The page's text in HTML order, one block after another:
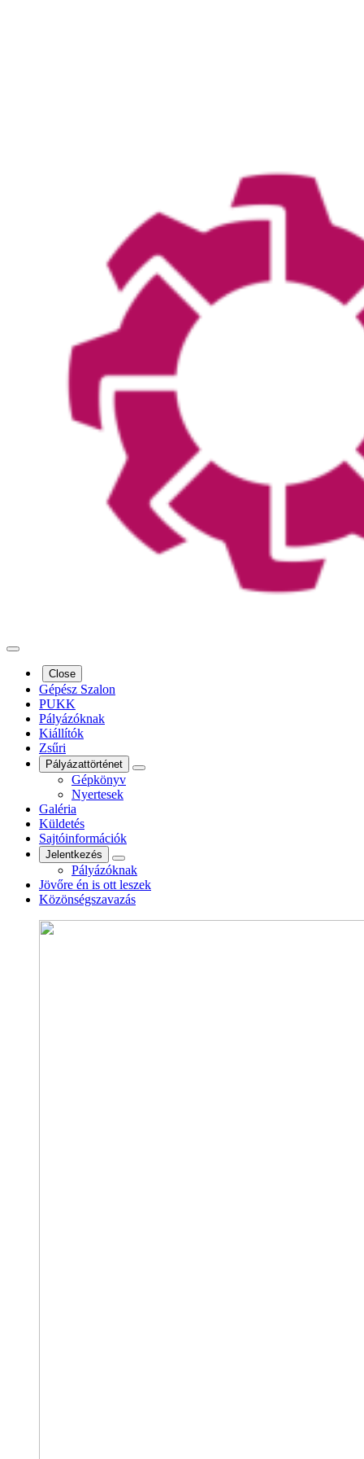
Close
Gépész Szalon
PUKK
Pályázóknak
Kiállítók
Zsűri
Pályázattörténet
Gépkönyv
Nyertesek
Galéria
Küldetés
Sajtóinformációk
Jelentkezés
Pályázóknak
Jövőre én is ott leszek
Közönségszavazás